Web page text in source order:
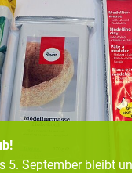
5. September bleibt